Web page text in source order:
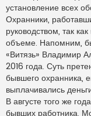
установление всех
Охранники,
руководством, так
объеме. Напомним,
«Витязь» Владимир
2016 года. Суть
бывшего охранника,
выплачивались
В августе того же
бывших работника.